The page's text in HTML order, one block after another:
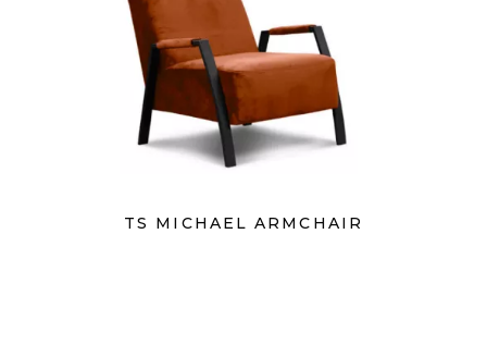
TS MICHAEL ARMCHAIR